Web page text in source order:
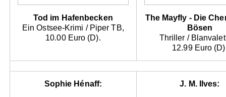
Tod im Hafenbecken
Ein Ostsee-Krimi / Piper TB,
10.00 Euro (D).
The Mayfly - Die
Bösen
Thriller /
12.99 Euro
Sophie Hénaff: J. M. Ilves: